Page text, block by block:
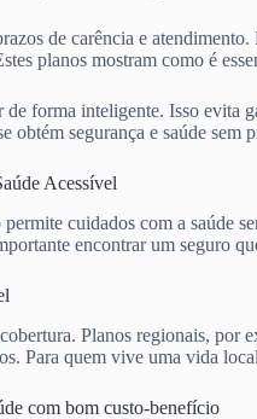
de carência e
planos mostram como é
de forma inteligente. Isso
obtém segurança e saúde
Acessível
permite cuidados com a saúde
encontrar um seguro
Planos regionais, por
Para quem vive uma vida
com bom custo-benefício